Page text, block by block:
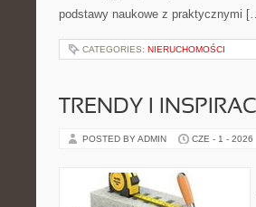
podstawy naukowe z praktycznymi
CATEGORIES: NIERUCHOMOŚCI
TRENDY I
POSTED BY ADMIN CZE - 1 - 2026